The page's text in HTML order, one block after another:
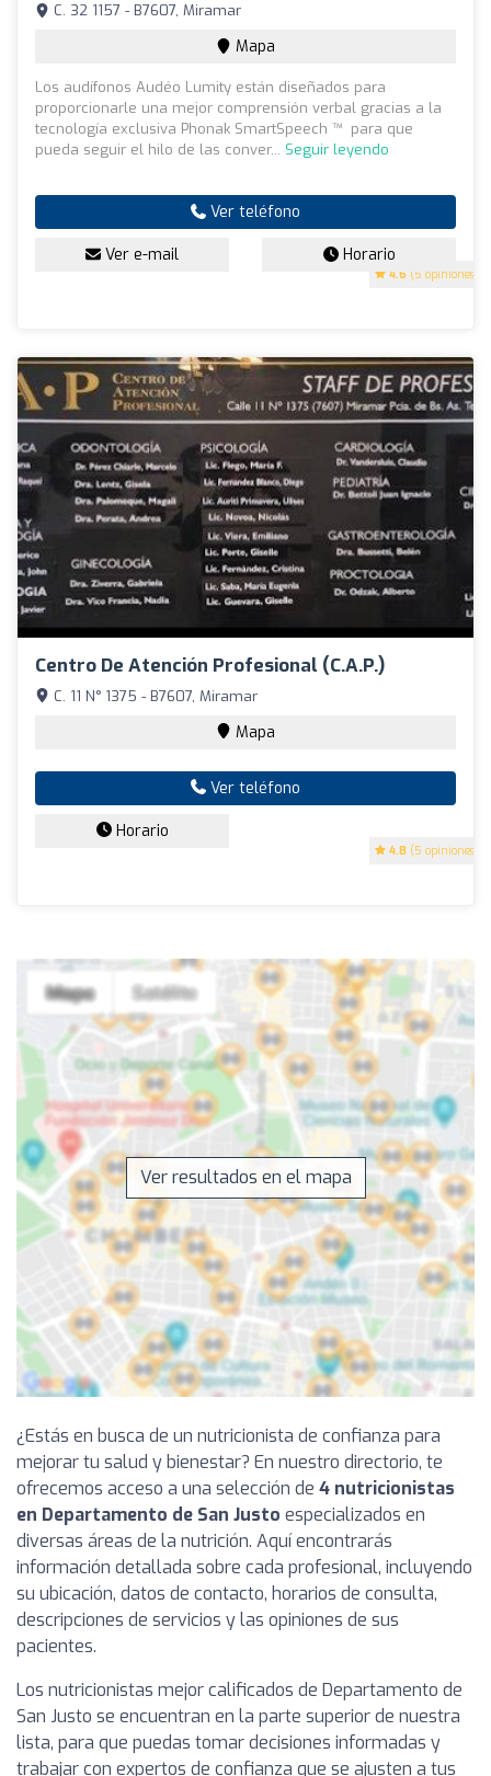
4.6 (5 opiniones)
C. 32 1157 - B7607, Miramar
Mapa
Los audífonos Audéo Lumity están diseñados para
proporcionarle una mejor comprensión verbal gracias a la
tecnología exclusiva Phonak SmartSpeech ™ para que
pueda seguir el hilo de las conver... Seguir leyendo
Ver teléfono
Ver e-mail Horario
Centro De Atención Profesional (C.A.P.)
4.8 (5 opiniones)
C. 11 N° 1375 - B7607, Miramar
Mapa
Ver teléfono
Horario
Ver resultados en el mapa
¿Estás en busca de un nutricionista de confianza para
mejorar tu salud y bienestar? En nuestro directorio, te
ofrecemos acceso a una selección de 4 nutricionistas
en Departamento de San Justo especializados en
diversas áreas de la nutrición. Aquí encontrarás
información detallada sobre cada profesional, incluyendo
su ubicación, datos de contacto, horarios de consulta,
descripciones de servicios y las opiniones de sus
pacientes.
Los nutricionistas mejor calificados de Departamento de
San Justo se encuentran en la parte superior de nuestra
lista, para que puedas tomar decisiones informadas y
trabajar con expertos de confianza que se ajusten a tus